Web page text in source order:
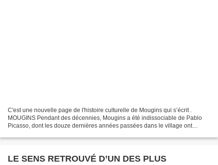
C'est une nouvelle page de l'histoire culturelle de Mougins qui s’écrit .
MOUGINS Pendant des décennies, Mougins a été indissociable de Pablo
Picasso, dont les douze dernières années passées dans le village ont
LE SENS RETROUVÉ D’UN DES PLUS